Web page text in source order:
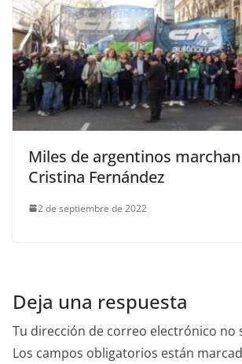
Miles de argentinos
Cristina Fernández
2 de septiembre de 2022
Deja una respuesta
Tu dirección de correo electrónico no
Los campos obligatorios están